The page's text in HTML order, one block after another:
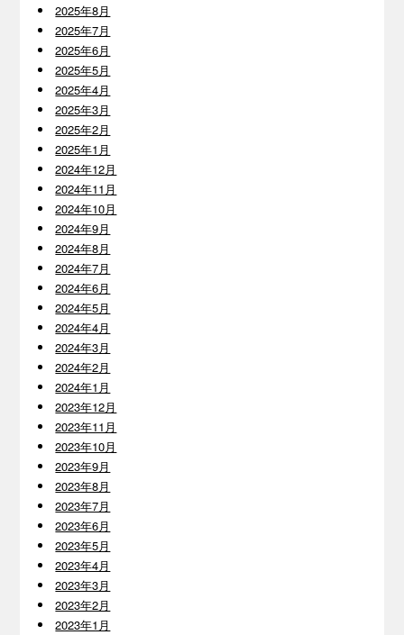
2025年8月
2025年7月
2025年6月
2025年5月
2025年4月
2025年3月
2025年2月
2025年1月
2024年12月
2024年11月
2024年10月
2024年9月
2024年8月
2024年7月
2024年6月
2024年5月
2024年4月
2024年3月
2024年2月
2024年1月
2023年12月
2023年11月
2023年10月
2023年9月
2023年8月
2023年7月
2023年6月
2023年5月
2023年4月
2023年3月
2023年2月
2023年1月